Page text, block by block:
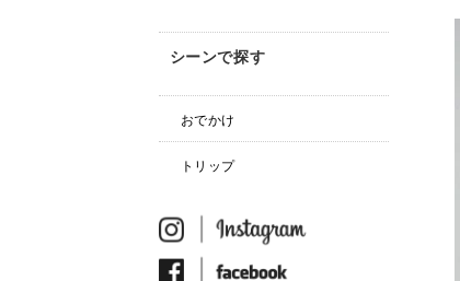
シーンで探す
おでかけ
トリップ